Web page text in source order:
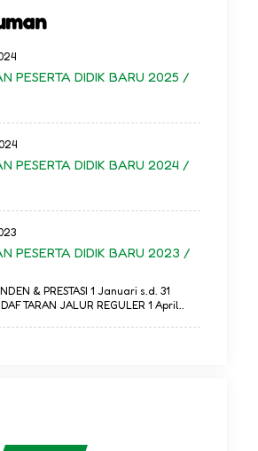
PESERTA DIDIK BARU 2025 /
PESERTA DIDIK BARU 2024 /
PESERTA DIDIK BARU 2023 /
& PRESTASI 1 Januari s.d. 31
JALUR REGULER 1 April..